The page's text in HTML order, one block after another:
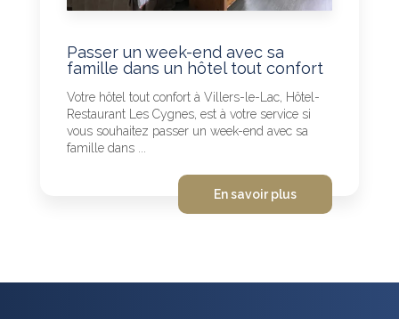
Passer un week-end avec sa
famille dans un hôtel tout confort
Votre hôtel tout confort à Villers-le-Lac, Hôtel-
Restaurant Les Cygnes, est à votre service si
vous souhaitez passer un week-end avec sa
famille dans ...
En savoir plus